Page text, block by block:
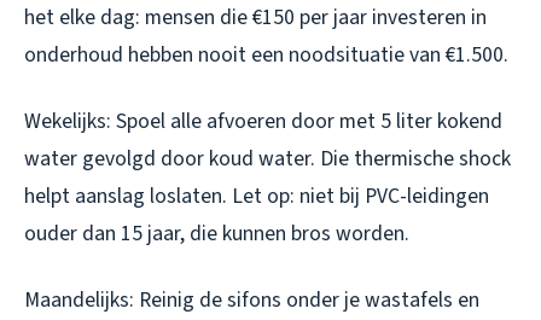
het elke dag: mensen die €150 per jaar investeren in
onderhoud hebben nooit een noodsituatie van €1.500.
Wekelijks: Spoel alle afvoeren door met 5 liter kokend
water gevolgd door koud water. Die thermische shock
helpt aanslag loslaten. Let op: niet bij PVC-leidingen
ouder dan 15 jaar, die kunnen bros worden.
Maandelijks: Reinig de sifons onder je wastafels en